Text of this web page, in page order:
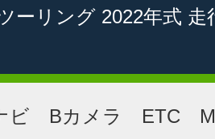
ーリング 2022年式 走
ビ Bカメラ ETC